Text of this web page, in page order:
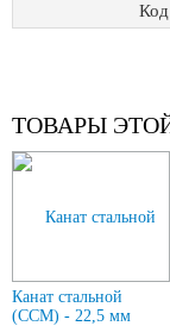
Код
ТОВАРЫ
Канат стальной
(ССМ) - 22,5 мм